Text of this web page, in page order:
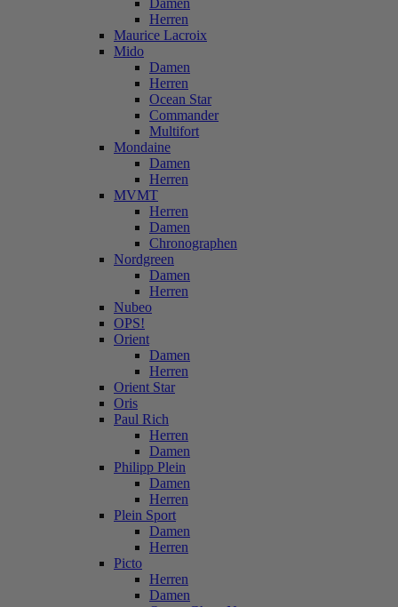
Damen
Herren
Maurice Lacroix
Mido
Damen
Herren
Ocean Star
Commander
Multifort
Mondaine
Damen
Herren
MVMT
Herren
Damen
Chronographen
Nordgreen
Damen
Herren
Nubeo
OPS!
Orient
Damen
Herren
Orient Star
Oris
Paul Rich
Herren
Damen
Philipp Plein
Damen
Herren
Plein Sport
Damen
Herren
Picto
Herren
Damen